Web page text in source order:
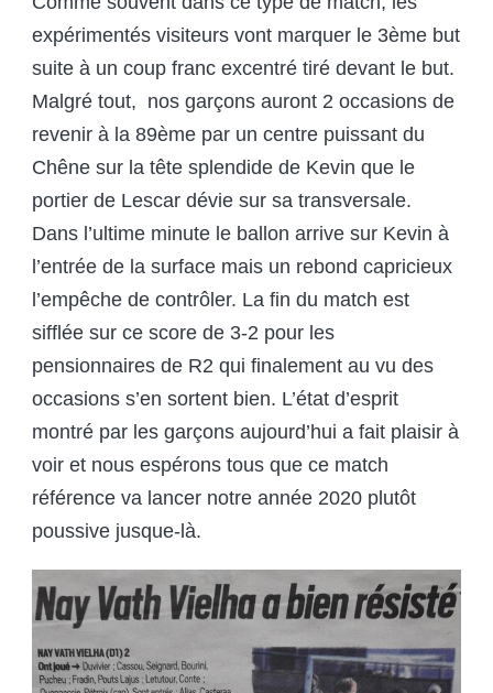
expérimentés visiteurs vont marquer le 3ème but
suite à un coup franc excentré tiré devant le but.
Malgré tout, nos garçons auront 2 occasions de
revenir à la 89ème par un centre puissant du
Chêne sur la tête splendide de Kevin que le
portier de Lescar dévie sur sa transversale.
Dans l’ultime minute le ballon arrive sur Kevin à
l’entrée de la surface mais un rebond capricieux
l’empêche de contrôler. La fin du match est
sifflée sur ce score de 3-2 pour les
pensionnaires de R2 qui finalement au vu des
occasions s’en sortent bien. L’état d’esprit
montré par les garçons aujourd’hui a fait plaisir à
voir et nous espérons tous que ce match
référence va lancer notre année 2020 plutôt
poussive jusque-là.